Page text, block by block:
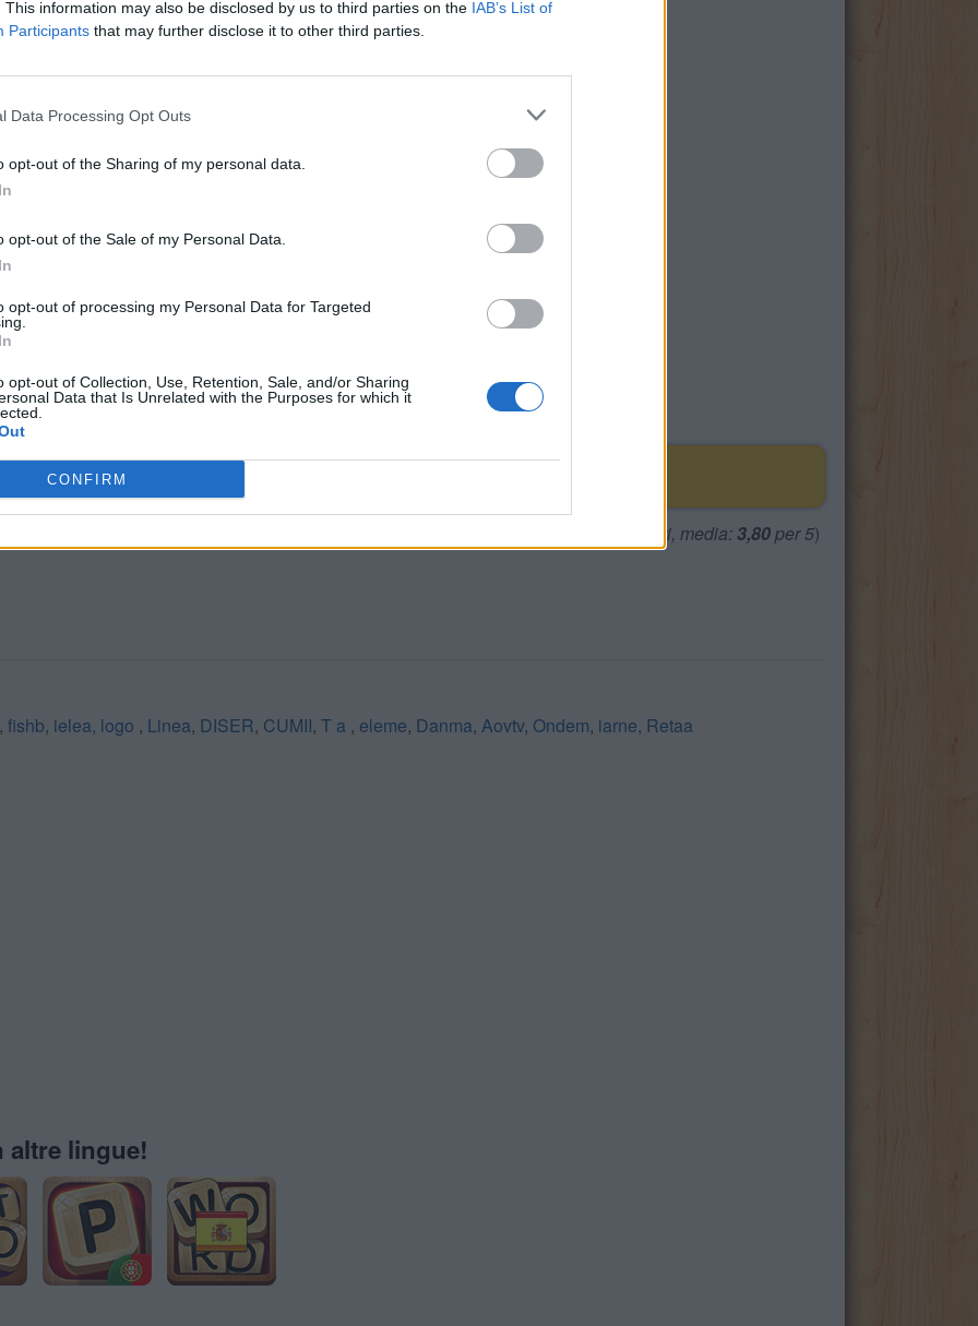
This information may also be disclosed by us to third parties on the IAB’s List of
Participants that may further disclose it to other third parties.
Data Processing Opt Outs
opt-out of the Sharing of my personal data.
opt-out of the Sale of my Personal Data.
opt-out of processing my Personal Data for Targeted
opt-out of Collection, Use, Retention, Sale, and/or Sharing
Data that Is Unrelated with the Purposes for which it
CONFIRM
CERCA ALTRE RISPOSTE
voti, media: 3,80per 5)
, fishb, ielea, logo , Linea, DISER, CUMII, T a , eleme, Danma, Aovtv, Ondem, iarne, Retaa
altre lingue!